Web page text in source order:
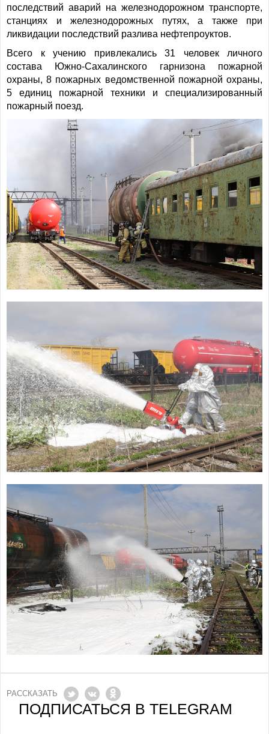
последствий аварий на железнодорожном транспорте,
станциях и железнодорожных путях, а также при
ликвидации последствий разлива нефтепроуктов.
Всего к учению привлекались 31 человек личного
состава Южно-Сахалинского гарнизона пожарной
охраны, 8 пожарных ведомственной пожарной охраны,
5 единиц пожарной техники и специализированный
пожарный поезд.
РАССКАЗАТЬ
ПОДПИСАТЬСЯ В TELEGRAM